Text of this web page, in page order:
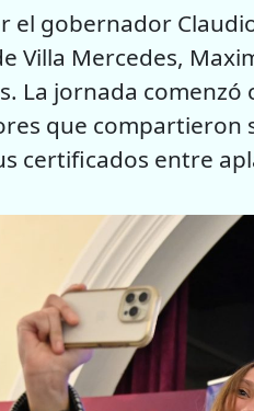
el gobernador
Villa Mercedes,
La jornada
que compartieron
certificados entre